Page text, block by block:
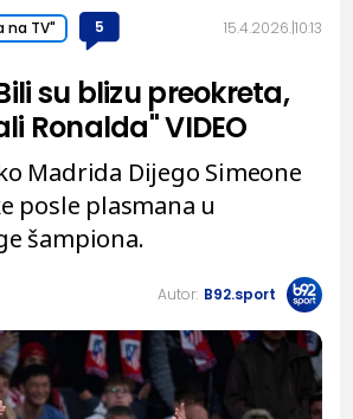
na TV" 5 15.4.2026. 10:13
su blizu preokreta,
Ronalda" VIDEO
Madrida Dijego Simeone
posle plasmana u
šampiona.
Autor: B92.sport